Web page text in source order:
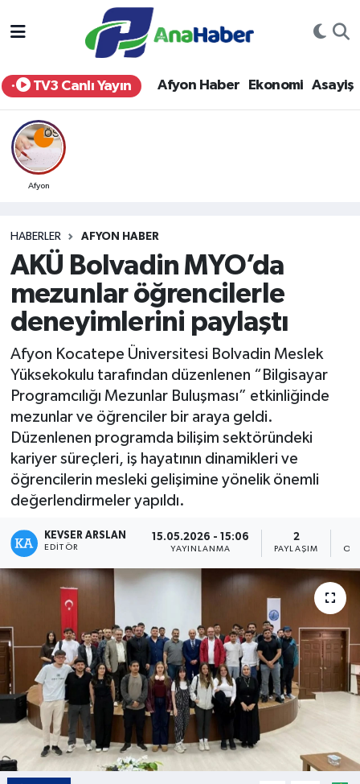
TV3 Canlı Yayın Afyon Haber Ekonomi Asayiş
Afyon
HABERLER AFYON HABER
AKÜ Bolvadin MYO’da
mezunlar öğrencilerle
deneyimlerini paylaştı
Afyon Kocatepe Üniversitesi Bolvadin Meslek
Yüksekokulu tarafından düzenlenen “Bilgisayar
Programcılığı Mezunlar Buluşması” etkinliğinde
mezunlar ve öğrenciler bir araya geldi.
Düzenlenen programda bilişim sektöründeki
kariyer süreçleri, iş hayatının dinamikleri ve
öğrencilerin mesleki gelişimine yönelik önemli
değerlendirmeler yapıldı.
KEVSER ARSLAN
EDITÖR
15.05.2026 - 15:06
YAYINLANMA
2
PAYLAŞIM
Yurt Haber
Afyon Haber
Ekonomi
Siyaset
Eğitim
Sağlık
Teknoloji
Kültür - Sanat
Yaşam
Afyonkarahisar Nöbetçi Eczaneler
Afyonkarahisar Hava Durumu
Afyonkarahisar Namaz Vakitleri
Afyonkarahisar Trafik Yoğunluk Haritası
Tüm Manşetler
Son Dakika Haberleri
Haber Arşivi